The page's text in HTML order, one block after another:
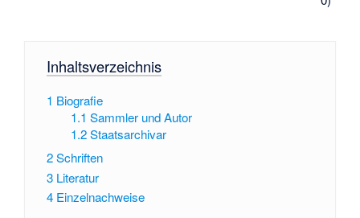
Inhaltsverzeichnis
1 Biografie
1.1 Sammler und Autor
1.2 Staatsarchivar
2Schriften
3 Literatur
4 Einzelnachweise